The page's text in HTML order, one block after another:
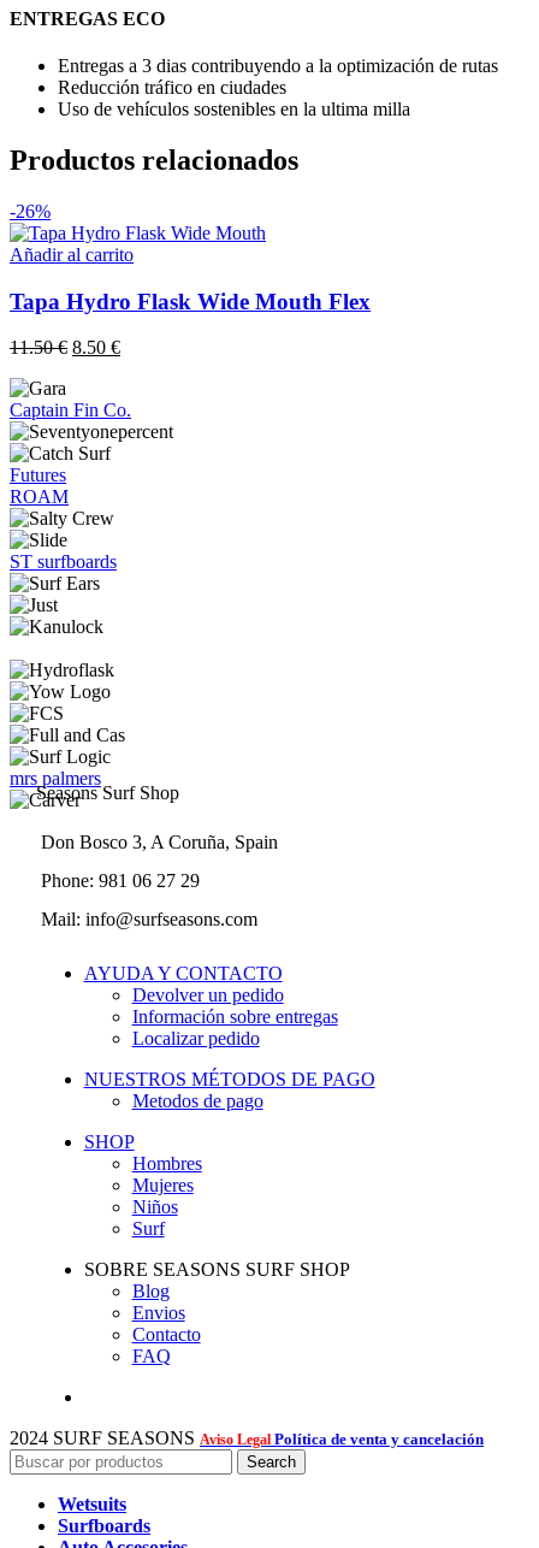
ENTREGAS ECO
Entregas a 3 dias contribuyendo a la optimización de rutas
Reducción tráfico en ciudades
Uso de vehículos sostenibles en la ultima milla
Productos relacionados
-26%
Añadir al carrito
Tapa Hydro Flask Wide Mouth Flex
11.50€ El
era:
11.50 €.
8.50 €El
es:
8.50 €.
Captain Fin Co.
Futures
ROAM
ST surfboards
mrs palmers
Seasons Surf Shop
Don Bosco 3, A Coruña, Spain
Phone: 981 06 27 29
Mail: info@surfseasons.com
AYUDA Y CONTACTO
Devolver un pedido
Información sobre entregas
Localizar pedido
NUESTROS MÉTODOS DE PAGO
Metodos de pago
SHOP
Hombres
Mujeres
Niños
Surf
SOBRE SEASONS SURF SHOP
Blog
Envios
Contacto
FAQ
2024 SURF SEASONS Aviso Legal Política de venta y cancelación
Search
Wetsuits
Surfboards